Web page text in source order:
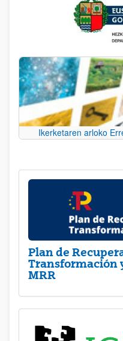
Ikerketaren arloko
Plan de
Transformación
MRR